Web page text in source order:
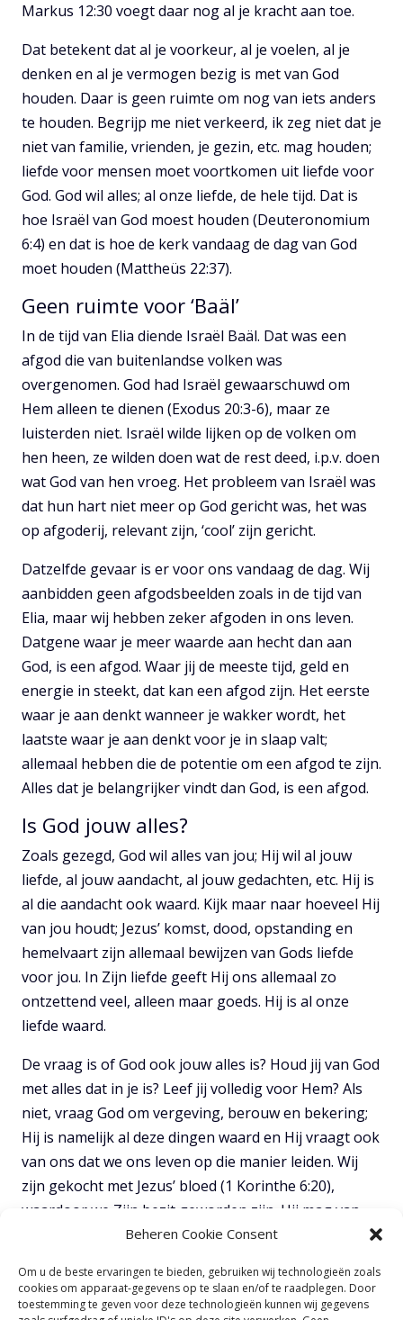
Beheren Cookie Consent
Om u de beste ervaringen te bieden, gebruiken wij technologieën zoals
cookies om apparaat-gegevens op te slaan en/of te raadplegen. Door
toestemming te geven voor deze technologieën kunnen wij gegevens
Markus 12:30 voegt daar nog al je kracht aan toe.
Dat betekent dat al je voorkeur, al je voelen, al je
denken en al je vermogen bezig is met van God
houden. Daar is geen ruimte om nog van iets anders
te houden. Begrijp me niet verkeerd, ik zeg niet dat je
niet van familie, vrienden, je gezin, etc. mag houden;
liefde voor mensen moet voortkomen uit liefde voor
God. God wil alles; al onze liefde, de hele tijd. Dat is
hoe Israël van God moest houden (Deuteronomium
6:4) en dat is hoe de kerk vandaag de dag van God
moet houden (Mattheüs 22:37).
Geen ruimte voor ‘Baäl’
In de tijd van Elia diende Israël Baäl. Dat was een
afgod die van buitenlandse volken was
overgenomen. God had Israël gewaarschuwd om
Hem alleen te dienen (Exodus 20:3-6), maar ze
luisterden niet. Israël wilde lijken op de volken om
hen heen, ze wilden doen wat de rest deed, i.p.v. doen
wat God van hen vroeg. Het probleem van Israël was
dat hun hart niet meer op God gericht was, het was
op afgoderij, relevant zijn, ‘cool’ zijn gericht.
Datzelfde gevaar is er voor ons vandaag de dag. Wij
aanbidden geen afgodsbeelden zoals in de tijd van
Elia, maar wij hebben zeker afgoden in ons leven.
Datgene waar je meer waarde aan hecht dan aan
God, is een afgod. Waar jij de meeste tijd, geld en
energie in steekt, dat kan een afgod zijn. Het eerste
waar je aan denkt wanneer je wakker wordt, het
laatste waar je aan denkt voor je in slaap valt;
allemaal hebben die de potentie om een afgod te zijn.
Alles dat je belangrijker vindt dan God, is een afgod.
Is God jouw alles?
Zoals gezegd, God wil alles van jou; Hij wil al jouw
liefde, al jouw aandacht, al jouw gedachten, etc. Hij is
al die aandacht ook waard. Kijk maar naar hoeveel Hij
van jou houdt; Jezus’ komst, dood, opstanding en
hemelvaart zijn allemaal bewijzen van Gods liefde
voor jou. In Zijn liefde geeft Hij ons allemaal zo
ontzettend veel, alleen maar goeds. Hij is al onze
liefde waard.
De vraag is of God ook jouw alles is? Houd jij van God
met alles dat in je is? Leef jij volledig voor Hem? Als
niet, vraag God om vergeving, berouw en bekering;
Hij is namelijk al deze dingen waard en Hij vraagt ook
van ons dat we ons leven op die manier leiden. Wij
zijn gekocht met Jezus’ bloed (1 Korinthe 6:20),
waardoor we Zijn bezit geworden zijn. Hij mag van
ons vragen hoe te leven; Hij weet alles beter dan wij.
alles van je, geef het hem.